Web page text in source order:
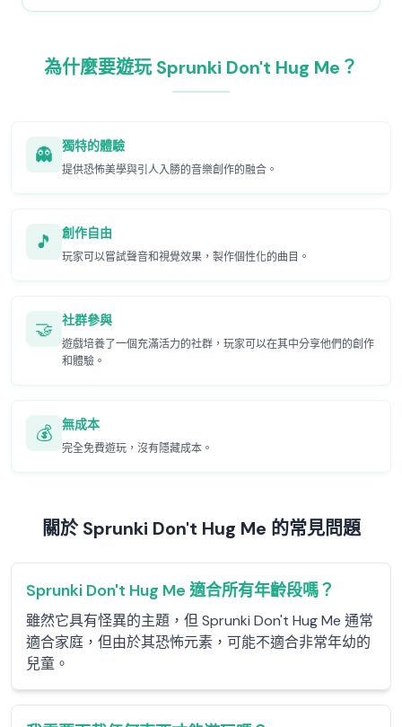
為什麼要遊玩 Sprunki Don't Hug Me？
👻 獨特的體驗
提供恐怖美學與引人入勝的音樂創作的融合。
🎵 創作自由
玩家可以嘗試聲音和視覺效果，製作個性化的曲目。
🤝 社群參與
遊戲培養了一個充滿活力的社群，玩家可以在其中分享他們的創作
和體驗。
💰 無成本
完全免費遊玩，沒有隱藏成本。
關於 Sprunki Don't Hug Me 的常見問題
Sprunki Don't Hug Me 適合所有年齡段嗎？
雖然它具有怪異的主題，但 Sprunki Don't Hug Me 通常
適合家庭，但由於其恐怖元素，可能不適合非常年幼的
兒童。